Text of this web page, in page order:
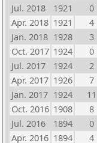
Jul. 2018
1921 0
Apr. 2018 1921 4
Jan. 2018 1928 3
Oct. 2017 1924 0
Jul. 2017
1924 2
Apr. 2017 1926 7
Jan. 2017 1924 11
Oct. 2016 1908 8
Jul. 2016
1894 0
Apr. 2016 1894 4